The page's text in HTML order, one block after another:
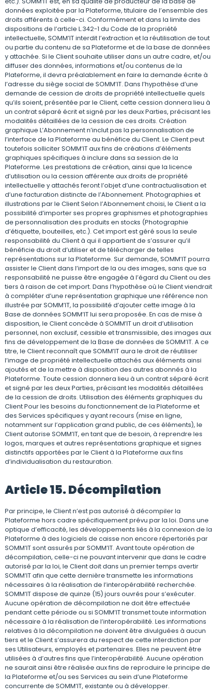
données exploitée par la Plateforme, titulaire de l’ensemble des
droits afférents à celle-ci. Conformément et dans la limite des
dispositions de l’article L.342-1 du Code de la propriété
intellectuelle, SOMM’IT interdit l’extraction et la réutilisation de tout
ou partie du contenu de sa Plateforme et de la base de données
y attachée. Si le Client souhaite utiliser dans un autre cadre, et/ou
diffuser des données, informations et/ou contenus de la
Plateforme, il devra préalablement en faire la demande écrite à
l’adresse du siège social de SOMM’IT. Dans l’hypothèse d’une
demande de cession de droits de propriété intellectuelle quels
qu’ils soient, présentée par le Client, cette cession donnera lieu à
un contrat séparé écrit et signé par les deux Parties, précisant les
modalités détaillées de la cession de ces droits. Création
graphique L’Abonnement n’inclut pas la personnalisation de
l’interface de la Plateforme au bénéfice du Client. Le Client peut
toutefois solliciter SOMM’IT aux fins de créations d’éléments
graphiques spécifiques à inclure dans sa session de la
Plateforme. Les prestations de création, ainsi que la licence
d’utilisation ou la cession afférente aux droits de propriété
intellectuelle y attachés feront l’objet d’une contractualisation et
d’une facturation distincte de l’Abonnement. Photographies et
illustrations par le Client Selon l’Abonnement choisi, le Client a la
possibilité d’importer ses propres graphismes et photographies
de personnalisation des produits en stocks (Photographie
d’étiquette, bouteilles, etc.). Cet import est géré sous la seule
responsabilité du Client à qui il appartient de s’assurer qu’il
bénéficie du droit d’utiliser et de télécharger de telles
représentations sur la Plateforme. Sur demande, SOMM’IT pourra
assister le Client dans l’import de la ou des images, sans que sa
responsabilité ne puisse être engagée à l’égard du Client ou des
tiers à raison de cet import. Dans l’hypothèse où le Client viendrait
à compléter d’une représentation graphique une référence non
illustrée par SOMM’IT, la possibilité d’ajouter cette image à la
Base de données SOMM’IT lui sera proposée. En cas de mise à
disposition, le Client concède à SOMM’IT un droit d’utilisation
personnel, non exclusif, cessible et transmissible, des images aux
fins de développement de la Base de données de SOMM’IT. A ce
titre, le Client reconnaît que SOMM’IT aura le droit de réutiliser
l’image de propriété intellectuelle attachés aux éléments ainsi
ajoutés et de la mettre à disposition des autres abonnés à la
Plateforme. Toute cession donnera lieu à un contrat séparé écrit
et signé par les deux Parties, précisant les modalités détaillées
de la cession de droits. Utilisation des éléments graphiques du
Client Pour les besoins du fonctionnement de la Plateforme et
des Services spécifiques y ayant recours (mise en ligne,
notamment sur l’application grand public, de ces éléments), le
Client autorise SOMM’IT, en tant que de besoin, à reprendre les
logos, marques et autres représentations graphique et signes
distinctifs apportées par le Client à la Plateforme aux fins
d’individualisation du restauration.
Article 15. Décompilation
Par principe, le Client n’est pas autorisé à décompiler la
Plateforme hors cadre spécifiquement prévu par la loi. Dans une
optique d’efficacité, les développements liés à la connexion de la
Plateforme à des logiciels de caisse non encore répertoriés par
SOMM’IT sont assurés par SOMM’IT. Avant toute opération de
décompilation, celle-ci ne pouvant intervenir que dans le cadre
autorisé par la loi, le Client doit dans un premier temps avertir
SOMM’IT afin que cette dernière transmette les informations
nécessaires à la réalisation de l’interopérabilité recherchée.
SOMM’IT dispose de quinze (15) jours ouvrés pour s’exécuter.
Aucune opération de décompilation ne doit être effectuée
pendant cette période ou si SOMM’IT transmet toute information
nécessaire à la réalisation de l’interopérabilité. Les informations
relatives à la décompilation ne doivent être divulguées à aucun
tiers et le Client s’assurera du respect de cette interdiction par
ses Utilisateurs, employés et partenaires. Elles ne peuvent être
utilisées à d’autres fins que l’interopérabilité. Aucune opération
ne saurait ainsi être réalisée aux fins de reproduire le principe de
la Plateforme et/ou ses Services au sein d’une Plateforme
concurrente de SOMM’IT, existante ou à développer.